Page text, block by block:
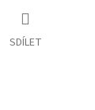
SDÍLET